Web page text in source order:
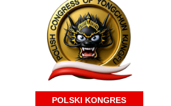
POLSKI KONGRES